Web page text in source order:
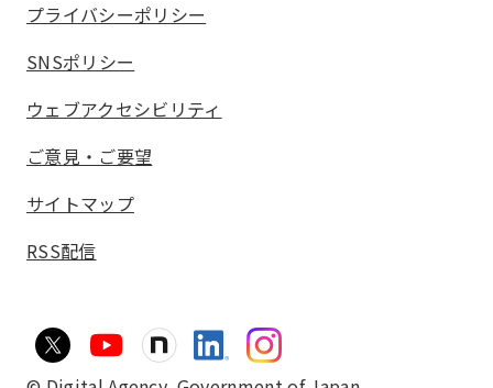
プライバシーポリシー
SNSポリシー
ウェブアクセシビリティ
ご意見・ご要望
サイトマップ
RSS配信